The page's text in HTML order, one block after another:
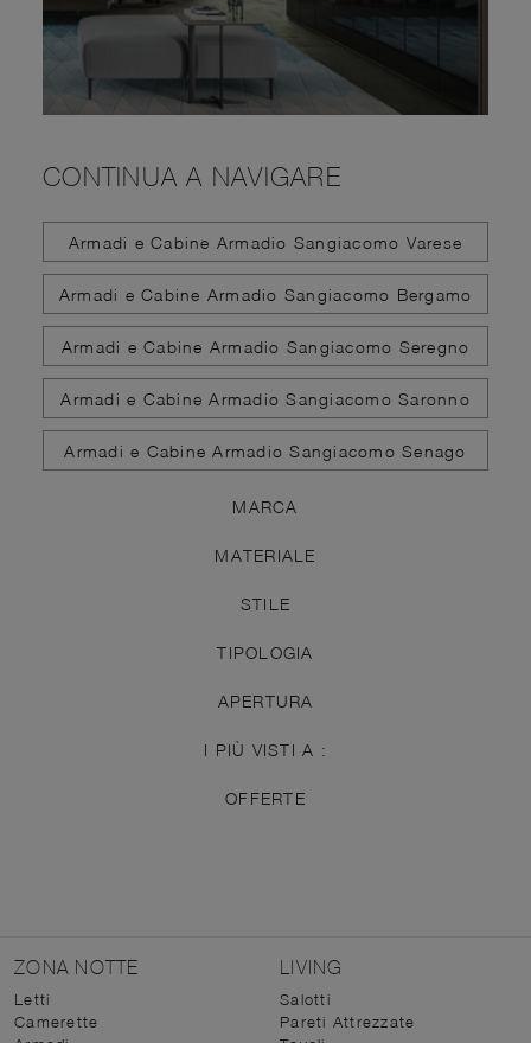
CONTINUA A NAVIGARE
Armadi e Cabine Armadio Sangiacomo Varese
Armadi e Cabine Armadio Sangiacomo Bergamo
Armadi e Cabine Armadio Sangiacomo Seregno
Armadi e Cabine Armadio Sangiacomo Saronno
Armadi e Cabine Armadio Sangiacomo Senago
MARCA
MATERIALE
STILE
TIPOLOGIA
APERTURA
I PIÙ VISTI A :
OFFERTE
ZONA NOTTE
Letti
Camerette
LIVING
Salotti
Pareti Attrezzate